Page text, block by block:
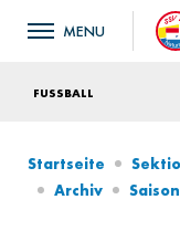
FUSSBALL
Startseite
Archiv